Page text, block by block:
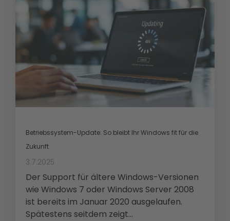
Betriebssystem-Update: So bleibt Ihr Windows fit für die
Zukunft
3.7.2025
Der Support für ältere Windows-Versionen
wie Windows 7 oder Windows Server 2008
ist bereits im Januar 2020 ausgelaufen.
Spätestens seitdem zeigt...